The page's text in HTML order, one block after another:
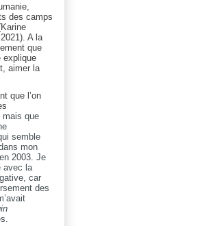
des camps
A la
que
explique
aimer la
que l’on
mais que
semble
mon
2003. Je
avec la
car
des